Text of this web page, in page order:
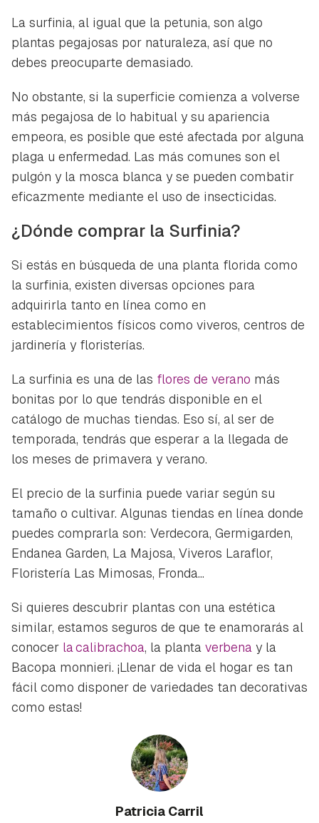
La surfinia, al igual que la petunia, son algo
plantas pegajosas por naturaleza, así que no
debes preocuparte demasiado.
No obstante, si la superficie comienza a volverse
más pegajosa de lo habitual y su apariencia
empeora, es posible que esté afectada por alguna
plaga u enfermedad. Las más comunes son el
pulgón y la mosca blanca y se pueden combatir
eficazmente mediante el uso de insecticidas.
¿Dónde comprar la Surfinia?
Si estás en búsqueda de una planta florida como
la surfinia, existen diversas opciones para
adquirirla tanto en línea como en
establecimientos físicos como viveros, centros de
jardinería y floristerías.
La surfinia es una de las flores de verano más
bonitas por lo que tendrás disponible en el
catálogo de muchas tiendas. Eso sí, al ser de
temporada, tendrás que esperar a la llegada de
los meses de primavera y verano.
El precio de la surfinia puede variar según su
tamaño o cultivar. Algunas tiendas en línea donde
puedes comprarla son: Verdecora, Germigarden,
Endanea Garden, La Majosa, Viveros Laraflor,
Floristería Las Mimosas, Fronda...
Si quieres descubrir plantas con una estética
similar, estamos seguros de que te enamorarás al
conocer la calibrachoa, la planta verbena y la
Bacopa monnieri. ¡Llenar de vida el hogar es tan
fácil como disponer de variedades tan decorativas
como estas!
Patricia Carril